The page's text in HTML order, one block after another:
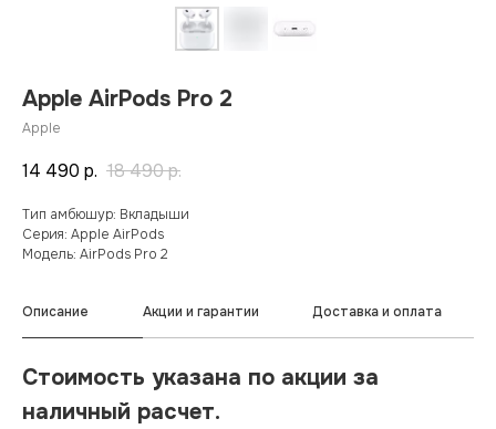
Apple AirPods Pro 2
Apple
14 490 р. 18 490р.
Тип амбюшур: Вкладыши
Серия: Apple AirPods
Модель: AirPods Pro 2
Описание Акции и гарантии Доставка и оплата
Стоимость указана по акции за
наличный расчет.